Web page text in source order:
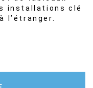
installations clé
l’étranger.